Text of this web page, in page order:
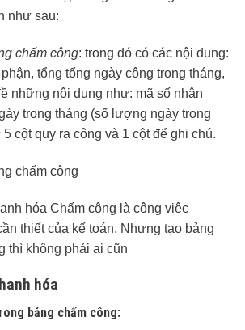
như sau:
chấm công: trong đó có các nội dung:
tổng tổng ngày công trong tháng,
những nội dung như: mã số nhân
trong tháng (số lượng ngày trong
5 cột quy ra công và 1 cột để ghi chú.
chấm công
hóa
bảng chấm công: